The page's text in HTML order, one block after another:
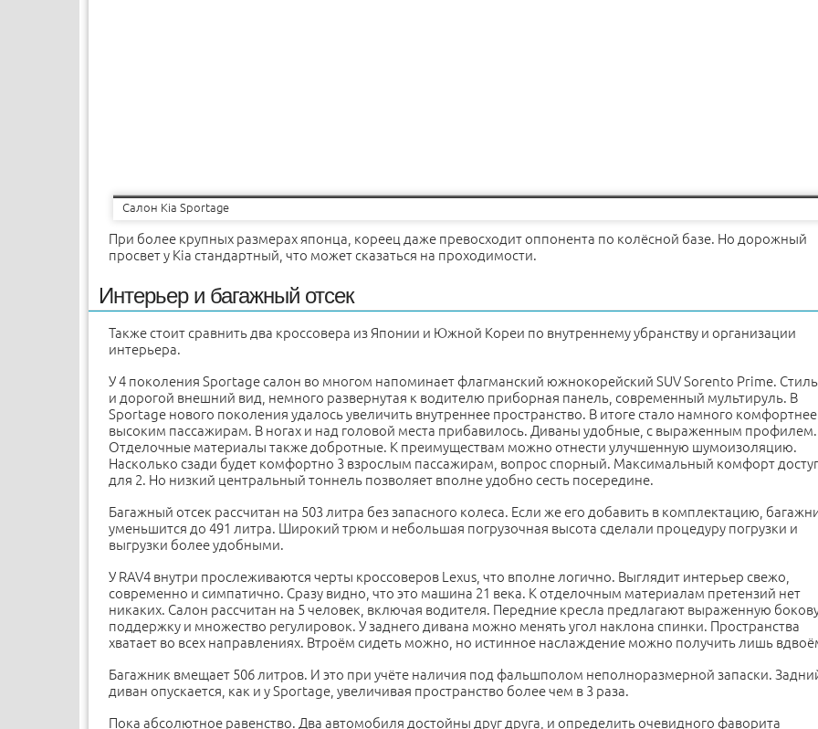
Салон Kia Sportage
При более крупных размерах японца, кореец даже превосходит оппонента по колёсной базе. Но дорожный
просвет у Kia стандартный, что может сказаться на проходимости.
Интерьер и багажный отсек
Также стоит сравнить два кроссовера из Японии и Южной Кореи по внутреннему убранству и организации
интерьера.
У 4 поколения Sportage салон во многом напоминает флагманский южнокорейский SUV Sorento Prime.
и дорогой внешний вид, немного развернутая к водителю приборная панель, современный мультируль. В
Sportage нового поколения удалось увеличить внутреннее пространство. В итоге стало намного комфортнее
высоким пассажирам. В ногах и над головой места прибавилось. Диваны удобные, с выраженным профилем.
Отделочные материалы также добротные. К преимуществам можно отнести улучшенную шумоизоляцию.
Насколько сзади будет комфортно 3 взрослым пассажирам, вопрос спорный. Максимальный комфорт
для 2. Но низкий центральный тоннель позволяет вполне удобно сесть посередине.
Багажный отсек рассчитан на 503 литра без запасного колеса. Если же его добавить в комплектацию,
уменьшится до 491 литра. Широкий трюм и небольшая погрузочная высота сделали процедуру погрузки и
выгрузки более удобными.
У RAV4 внутри прослеживаются черты кроссоверов Lexus, что вполне логично. Выглядит интерьер свежо,
современно и симпатично. Сразу видно, что это машина 21 века. К отделочным материалам претензий нет
никаких. Салон рассчитан на 5 человек, включая водителя. Передние кресла предлагают выраженную
поддержку и множество регулировок. У заднего дивана можно менять угол наклона спинки. Пространства
хватает во всех направлениях. Втроём сидеть можно, но истинное наслаждение можно получить лишь
Багажник вмещает 506 литров. И это при учёте наличия под фальшполом неполноразмерной запаски.
диван опускается, как и у Sportage, увеличивая пространство более чем в 3 раза.
Пока абсолютное равенство. Два автомобиля достойны друг друга, и определить очевидного фаворита